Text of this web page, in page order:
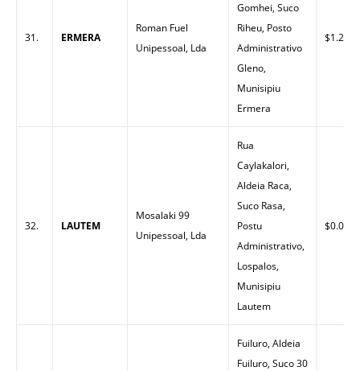
31. ERMERA
Roman Fuel
Unipessoal, Lda
Gomhei, Suco
Riheu, Posto
Administrativo
Gleno,
Munisipiu
Ermera
$1.27
32. LAUTEM
Mosalaki 99
Unipessoal, Lda
Rua
Caylakalori,
Aldeia Raca,
Suco Rasa,
Postu
Administrativo,
Lospalos,
Munisipiu
Lautem
$0.00
Fuiluro, Aldeia
Fuiluro, Suco 30